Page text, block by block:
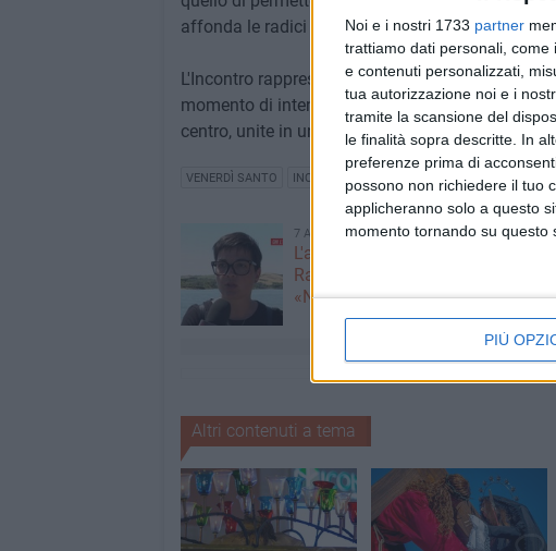
Noi e i nostri 1733 partner
trattiamo dati personali,
e contenuti personalizzati,
tua autorizzazione noi e i
tramite la scansione del
le finalità sopra descritte. In
preferenze prima di
possono non richiedere il tuo
applicheranno solo a questo
momento tornando su questo
PIÙ
affonda le radici nella tradizione e nella fede del
L'Incontro rappresenta uno degli appuntamenti
momento di intensa spiritualità, capace ogni
centro, unite in un'unica partecipazione
VENERDÌ SANTO INCONTRO VENERDÌ SANTO BISCEGLIE
7 AGOSTO 2026
L'appello della moglie di Mino
Racanati alla ministra Roccella:
«Non dimenticatelo»
Altri contenuti a tema